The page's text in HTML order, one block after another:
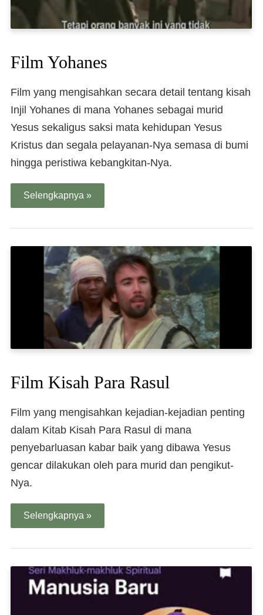
Film Yohanes
Film yang mengisahkan secara detail tentang kisah
Injil Yohanes di mana Yohanes sebagai murid
Yesus sekaligus saksi mata kehidupan Yesus
Kristus dan segala pelayanan-Nya semasa di bumi
hingga peristiwa kebangkitan-Nya.
Selengkapnya »
Film Kisah Para Rasul
Film yang mengisahkan kejadian-kejadian penting
dalam Kitab Kisah Para Rasul di mana
penyebarluasan kabar baik yang dibawa Yesus
gencar dilakukan oleh para murid dan pengikut-
Nya.
Selengkapnya »